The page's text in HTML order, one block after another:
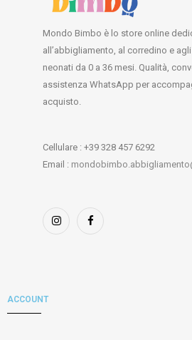
Mondo Bimbo è lo store online
all’abbigliamento, al corredino e
neonati da 0 a 36 mesi. Qualità,
assistenza WhatsApp per
acquisto.
Cellulare : +39 328 457 6292
Email :
ACCOUNT